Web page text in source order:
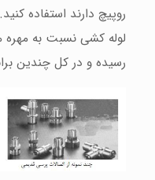
روپیچ دارند استفاده
لوله كشی نسبت به مهره
رسیده و در كل چندین